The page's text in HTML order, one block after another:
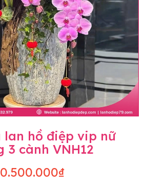
lan hồ điệp vip nữ
3 cành VNH12